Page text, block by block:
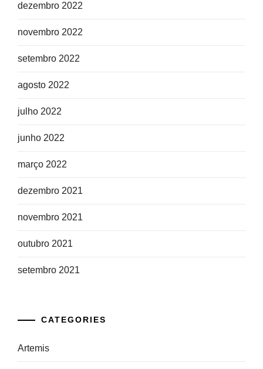
dezembro 2022
novembro 2022
setembro 2022
agosto 2022
julho 2022
junho 2022
março 2022
dezembro 2021
novembro 2021
outubro 2021
setembro 2021
CATEGORIES
Artemis